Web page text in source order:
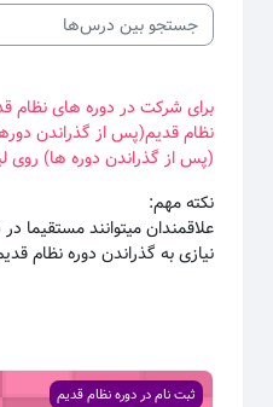
جستجو بین درس‌ها
برای شرکت در دوره های نظام
نظام قدیم(پس از گذراندن
(پس از گذراندن دوره ها) روی
نکته مهم:
علاقمندان میتوانند مستقیما
نیازی به گذراندن دوره نظام
تصویر درس ثبت نام دوره
ثبت نام در دوره نظام قدیم